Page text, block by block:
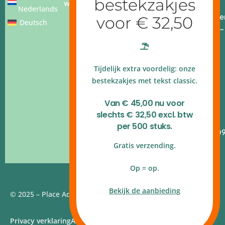
Nederlands
Deutsch
webshop
add.nl
Ma - vr: 9.00 –
Google
reviews
140.54.790
B.T.W.nr
© 2025 – Place Add | Website doorWebstudio 7
Privacy verklaringAlgemene voorwaarden
Tijdelijk extra voordelig: onze
bestekzakjes met tekst classic.
Van € 45,00 nu voor
slechts € 32,50 excl. btw
per 500 stuks.
Gratis verzending.
Op = op.
Bekijk de aanbieding